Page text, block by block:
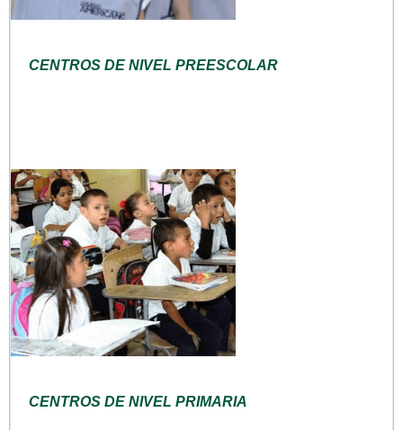
CENTROS DE NIVEL PREESCOLAR
CENTROS DE NIVEL PRIMARIA